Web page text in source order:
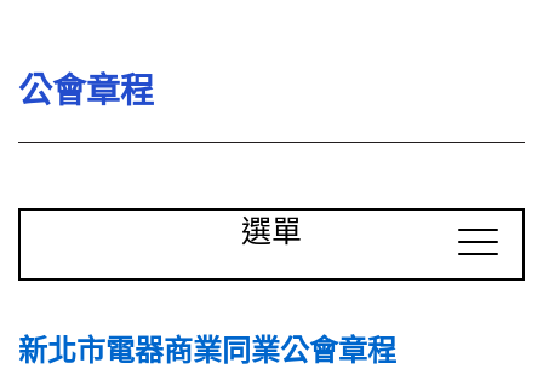
公會章程
選單
新北市電器商業同業公會章程